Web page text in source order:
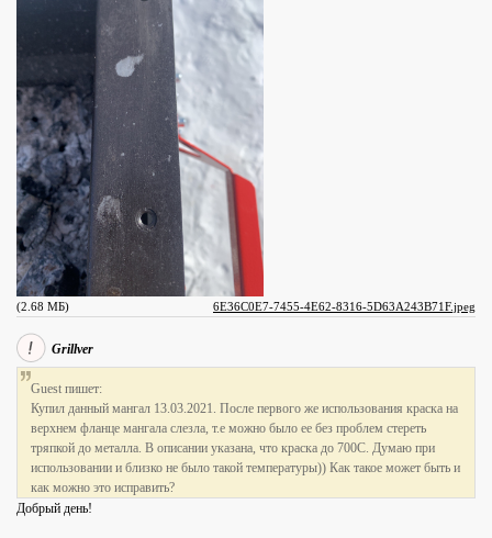
6E36C0E7-7455-4E62-8316-5D63A243B71F.jpeg
(2.68 МБ)
Grillver
Guest пишет:
Купил данный мангал 13.03.2021. После первого же использования краска на
верхнем фланце мангала слезла, т.е можно было ее без проблем стереть
тряпкой до металла. В описании указана, что краска до 700С. Думаю при
использовании и близко не было такой температуры)) Как такое может быть и
как можно это исправить?
Добрый день!